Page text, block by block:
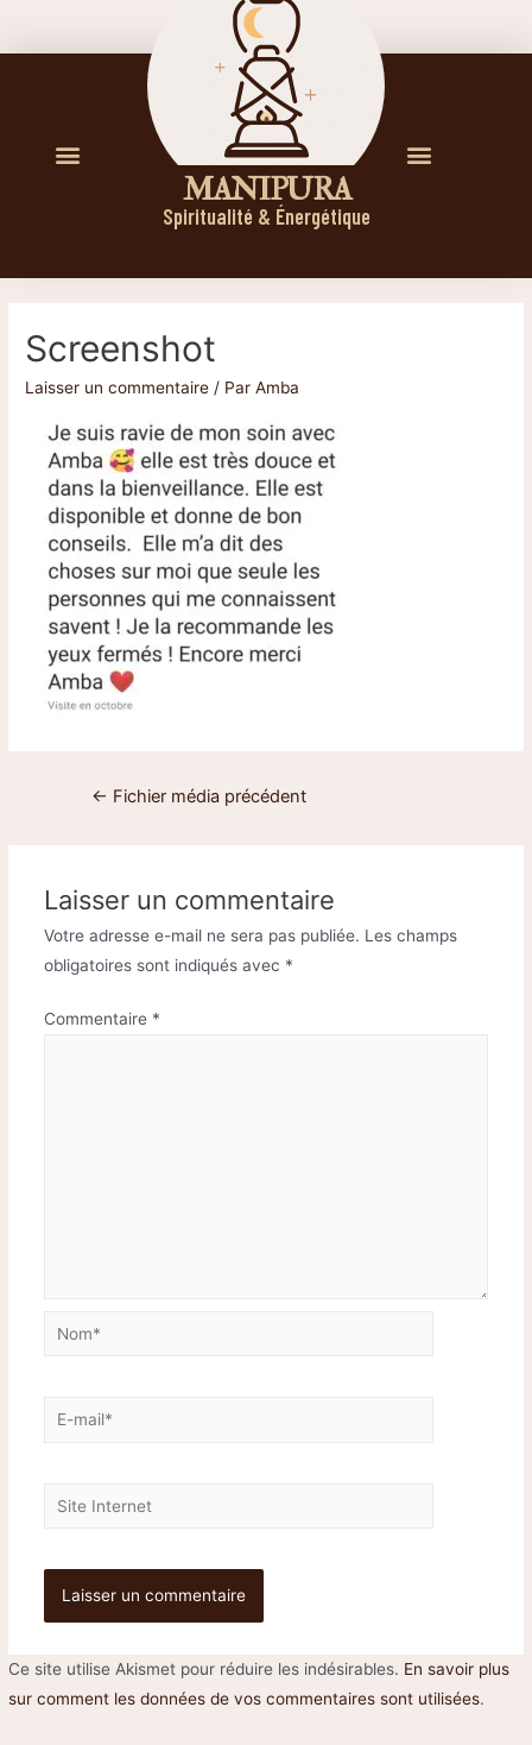
M A N I P U R A
Spiritualité & Énergétique
Screenshot
Laisser un commentaire / ParAmba
← Fichier média précédent
Laisser un commentaire
Votre adresse e-mail ne sera pas publiée. Les champs
obligatoires sont indiqués avec *
Commentaire *
Ce site utilise Akismet pour réduire les indésirables. En savoir plus
sur comment les données de vos commentaires sont utilisées.